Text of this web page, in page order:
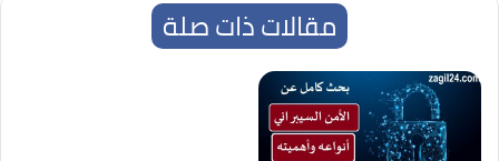
مقالات ذات صلة